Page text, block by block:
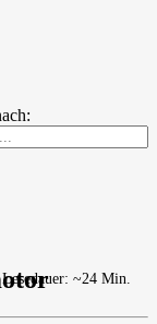
Lesedauer: ~24 Min.